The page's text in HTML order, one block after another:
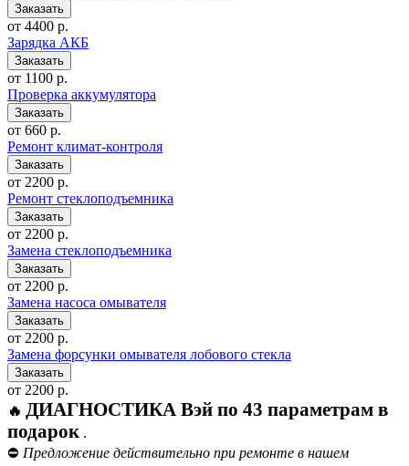
от 4400 р.
Зарядка АКБ
от 1100 р.
Проверка аккумулятора
от 660 р.
Ремонт климат-контроля
от 2200 р.
Ремонт стеклоподъемника
от 2200 р.
Замена стеклоподъемника
от 2200 р.
Замена насоса омывателя
от 2200 р.
Замена форсунки омывателя лобового стекла
от 2200 р.
🔥 ДИАГНОСТИКА Вэй по 43 параметрам в
подарок .
⛔ Предложение действительно при ремонте в нашем